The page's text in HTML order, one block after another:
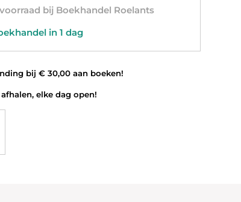
bij Boekhandel Roelants
in 1 dag
bij € 30,00 aan boeken!
elke dag open!